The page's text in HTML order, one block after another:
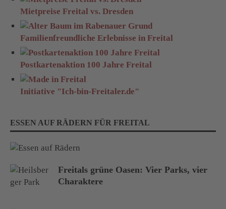
Mietpreise Freital vs. Dresden
Familienfreundliche Erlebnisse in Freital
Postkartenaktion 100 Jahre Freital
Initiative "Ich-bin-Freitaler.de"
ESSEN AUF RÄDERN FÜR FREITAL
Freitals grüne Oasen: Vier Parks, vier
Charaktere